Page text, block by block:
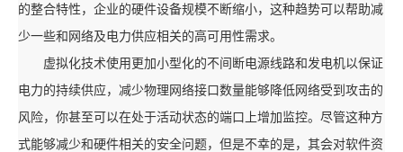
的整合特性，企业的硬件设备规模不断缩小，这种趋势可以帮助减
少一些和网络及电力供应相关的高可用性需求。
虚拟化技术使用更加小型化的不间断电源线路和发电机以保证
电力的持续供应，减少物理网络接口数量能够降低网络受到攻击的
风险，你甚至可以在处于活动状态的端口上增加监控。尽管这种方
式能够减少和硬件相关的安全问题，但是不幸的是，其会对软件资